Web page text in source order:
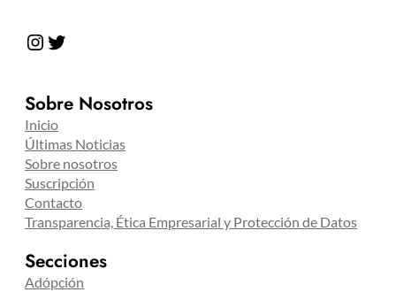
Instagram Twitter
Sobre Nosotros
Inicio
Últimas Noticias
Sobre nosotros
Suscripción
Contacto
Transparencia, Ética Empresarial y Protección de Datos
Secciones
Adópción